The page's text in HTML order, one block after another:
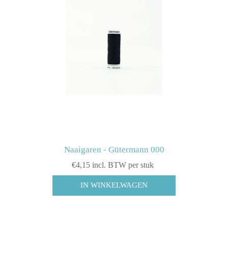
Naaigaren - Gütermann 000
€4,15 incl. BTW per stuk